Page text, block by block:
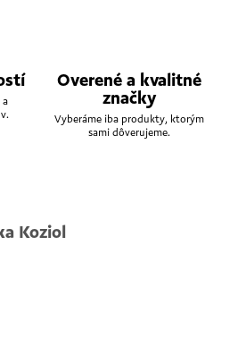
a
Overené a kvalitné
značky
Vyberáme iba produkty, ktorým
sami dôverujeme.
Koziol